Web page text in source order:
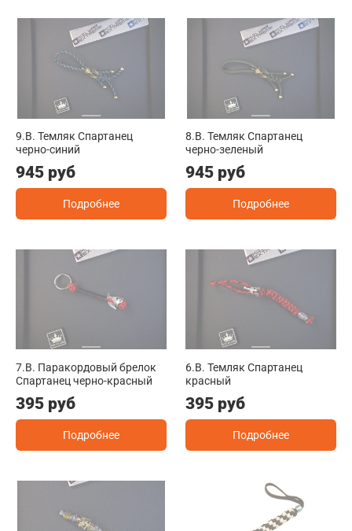
9.B. Темляк Спартанец
черно-синий
945 руб
Подробнее
8.B. Темляк Спартанец
черно-зеленый
945 руб
Подробнее
7.B. Паракордовый брелок
Спартанец черно-красный
395 руб
Подробнее
6.B. Темляк Спартанец
красный
395 руб
Подробнее